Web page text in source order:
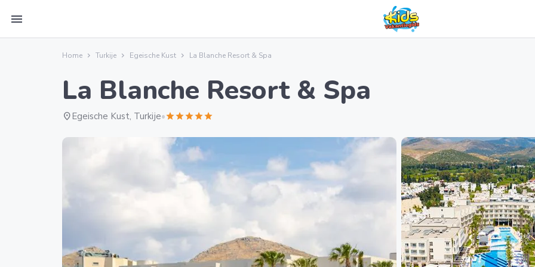
menu
Home Turkije Egeische Kust La Blanche Resort & Spa
La Blanche Resort & Spa
location_onEgeische Kust, Turkije•starstarstarstarstar